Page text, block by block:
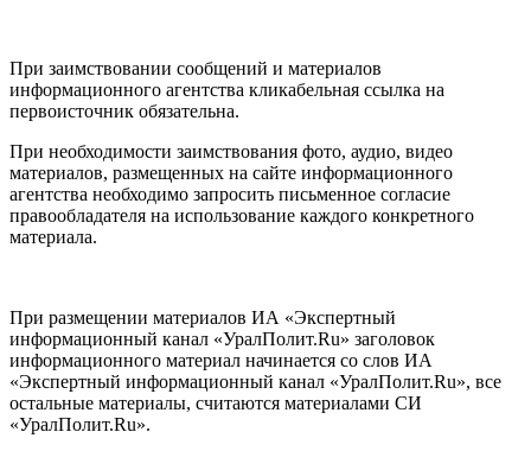
При заимствовании сообщений и материалов
информационного агентства кликабельная ссылка на
первоисточник обязательна.
При необходимости заимствования фото, аудио, видео
материалов, размещенных на сайте информационного
агентства необходимо запросить письменное согласие
правообладателя на использование каждого конкретного
материала.
При размещении материалов ИА «Экспертный
информационный канал «УралПолит.Ru» заголовок
информационного материал начинается со слов ИА
«Экспертный информационный канал «УралПолит.Ru», все
остальные материалы, считаются материалами СИ
«УралПолит.Ru».